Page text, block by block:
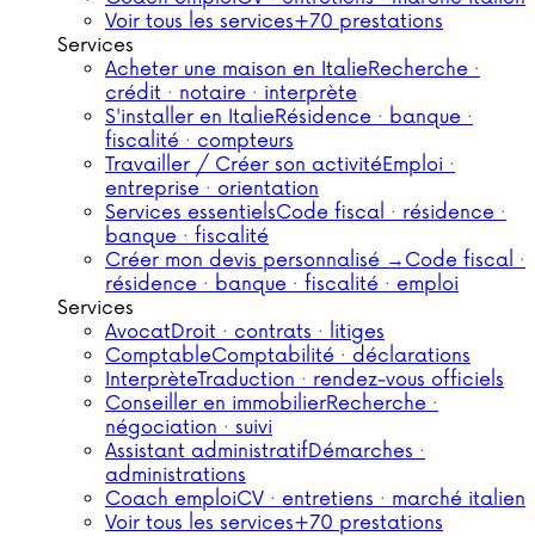
Voir tous les services+70 prestations
Services
Acheter une maison en ItalieRecherche ·
crédit · notaire · interprète
S'installer en ItalieRésidence · banque ·
fiscalité · compteurs
Travailler / Créer son activitéEmploi ·
entreprise · orientation
Services essentielsCode fiscal · résidence ·
banque · fiscalité
Créer mon devis personnalisé → Code fiscal ·
résidence · banque · fiscalité · emploi
Services
AvocatDroit · contrats · litiges
ComptableComptabilité · déclarations
InterprèteTraduction · rendez-vous officiels
Conseiller en immobilierRecherche ·
négociation · suivi
Assistant administratifDémarches ·
administrations
Coach emploiCV · entretiens · marché italien
Voir tous les services+70 prestations